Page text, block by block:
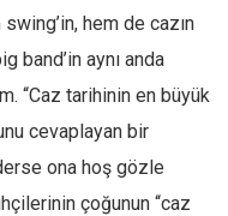
swing’in, hem de cazın
band’in aynı anda
“Caz tarihinin en büyük
cevaplayan bir
ona hoş gözle
çoğunun “caz